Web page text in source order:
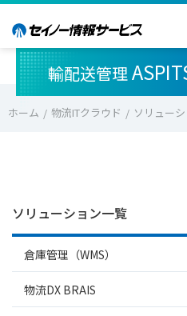
輸配送管理
ホーム 物流ITクラウド ソリュー
ソリューション一覧
倉庫管理（WMS）
物流DX BRAIS​